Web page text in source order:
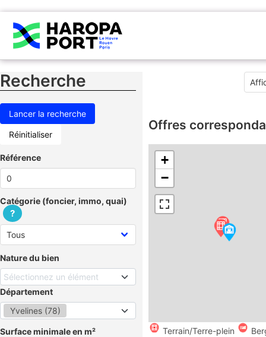
Recherche
Réinitialiser
Référence
Catégorie (foncier, immo, quai)
?
Nature du bien
Sélectionnez un élément
Département
Yvelines (78)
Surface minimale en m²
Offres
+
−
Terrain/Terre-plein